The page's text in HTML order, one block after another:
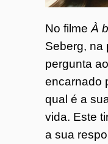
No filmeÀ
Seberg, na
pergunta
encarnado
qual é a
vida. Este
a sua